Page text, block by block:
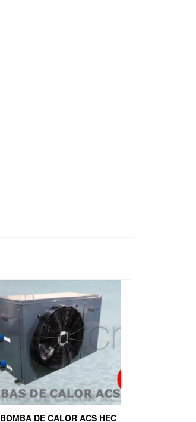
BOMBA DE CALOR ACS HEC